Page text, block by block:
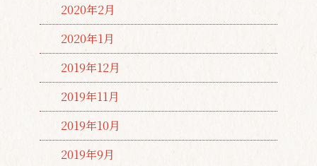
2020年2月
2020年1月
2019年12月
2019年11月
2019年10月
2019年9月